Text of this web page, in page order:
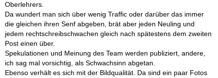
Oberlehrers.
Da wundert man sich über wenig Traffic oder darüber das immer
die gleichen ihren Senf abgeben, brät aber jeden Neuling und
jedem rechtschreibschwachen gleich nach spätestens dem zweiten
Post einen über.
Spekulationen und Meinung des Team werden publiziert, andere,
ich sag mal vorsichtig, als Schwachsinn abgetan.
Ebenso verhält es sich mit der Bildqualität. Da sind ein paar Fotos